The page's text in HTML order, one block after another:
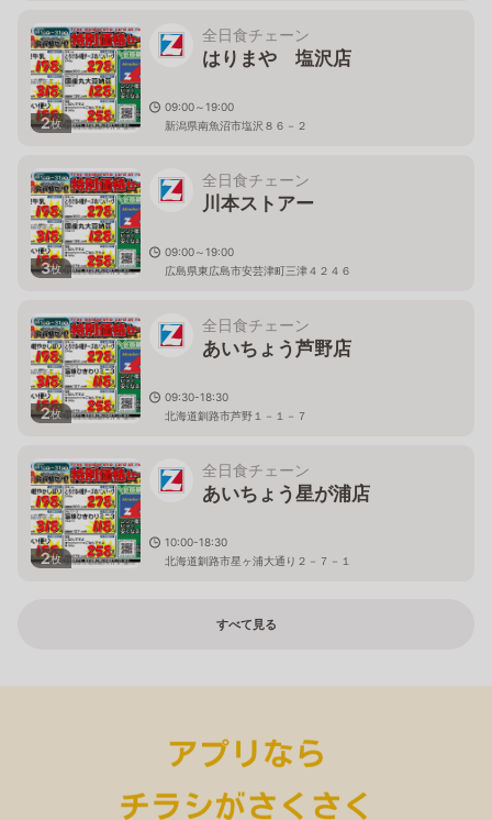
2枚
全日食チェーン
はりまや 塩沢店
09:00～19:00
新潟県南魚沼市塩沢８６－２
3枚
全日食チェーン
川本ストアー
09:00～19:00
広島県東広島市安芸津町三津４２４６
2枚
全日食チェーン
あいちょう芦野店
09:30-18:30
北海道釧路市芦野１－１－７
2枚
全日食チェーン
あいちょう星が浦店
10:00-18:30
北海道釧路市星ヶ浦大通り２－７－１
すべて見る